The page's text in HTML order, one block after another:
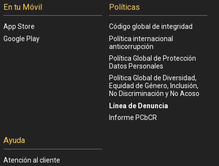
En tu Móvil
App Store
Google Play
Políticas
Código global de integridad
Política internacional
anticorrupción
Política Global de Protección
Datos Personales
Política Global de Diversidad,
Equidad de Género, Inclusión,
No Discriminación y No Acoso
Línea de Denuncia
Informe PCbCR
Ayuda
Atención al cliente